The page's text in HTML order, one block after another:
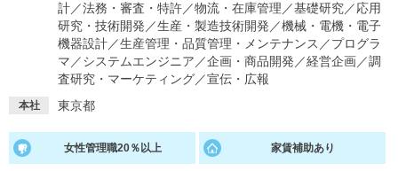
イベントを探す スカウト お知らせ
就活ノウハウ・サポート
就活支援
就活ノウハウが満載！ お役立ち記事・相談室など
計／法務・審査・特許／物流・在庫管理 ／基礎研究／応用
研究・技術開発 ／生産・製造技術開発 ／機械・電機・電子
機器設計／生産管理・品質管理・メンテナンス ／プログラ
マ ／システムエンジニア ／企画・商品開発 ／経営企画／調
査研究・マーケティング／宣伝・広報
本社 東京都
女性管理職20％以上 家賃補助あり